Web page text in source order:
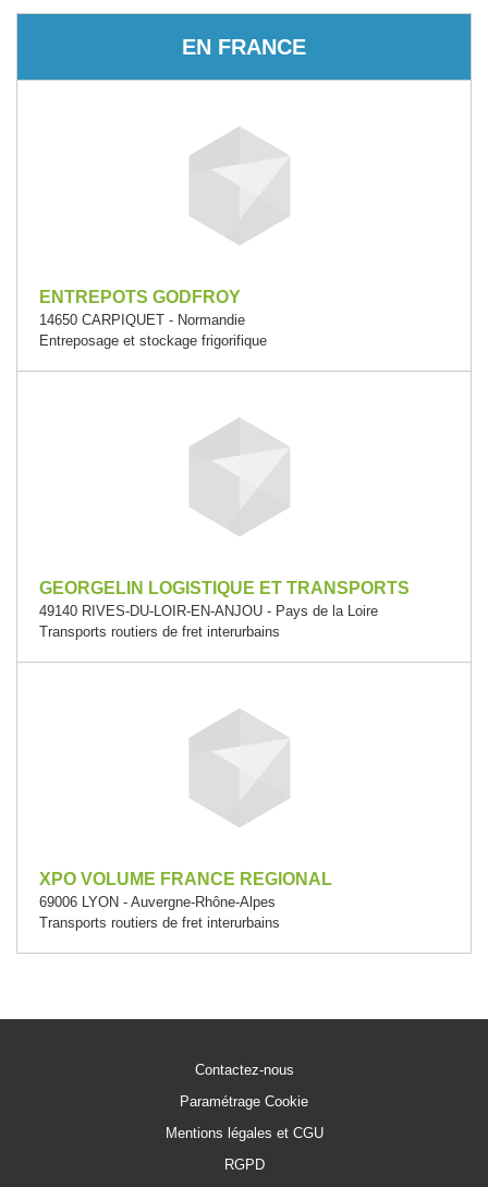
EN FRANCE
ENTREPOTS GODFROY
14650 CARPIQUET - Normandie
Entreposage et stockage frigorifique
GEORGELIN LOGISTIQUE ET TRANSPORTS
49140 RIVES-DU-LOIR-EN-ANJOU - Pays de la Loire
Transports routiers de fret interurbains
XPO VOLUME FRANCE REGIONAL
69006 LYON - Auvergne-Rhône-Alpes
Transports routiers de fret interurbains
Contactez-nous
Paramétrage Cookie
Mentions légales et CGU
RGPD